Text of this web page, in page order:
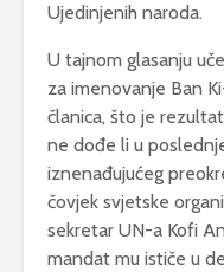
Ujedinjenih naroda.
U tajnom glasanju
za imenovanje Ban
članica, što je
ne dođe li u
iznenađujućeg
čovjek svjetske
sekretar UN-a Kofi
mandat mu ističe u